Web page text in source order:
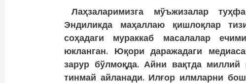
Лаҳзаларимизга мўъжизалар
Эндиликда маҳаллаю қишлоқлар
соҳадаги мураккаб масалалар
юкланган. Юқори даражадаги
зарур бўлмоқда. Айни вақтда
тинмай айланади. Илғор илмларни